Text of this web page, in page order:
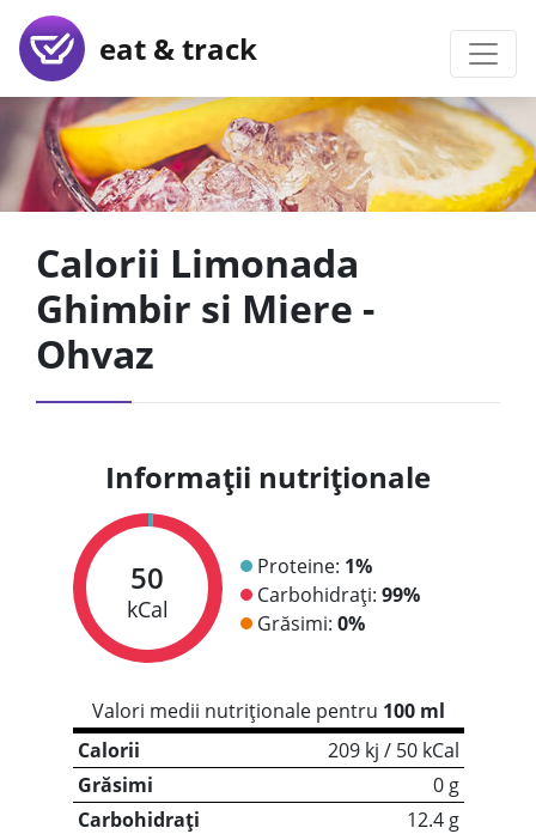
eat & track
Calorii Limonada
Ghimbir si Miere -
Ohvaz
Informații nutriționale
50
kCal
Proteine: 1%
Carbohidrați: 99%
Grăsimi: 0%
Valori medii nutriționale pentru 100 ml
Calorii
209 kj / 50 kCal
Grăsimi
0 g
Carbohidrați
12.4 g